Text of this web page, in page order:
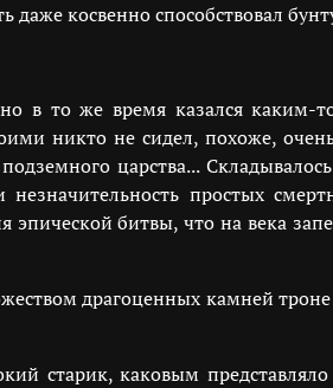
даже косвенно способствовал
в то же время казался каким-
никто не сидел, похоже,
царства...
простых
битвы, что на века
драгоценных камней
старик, каковым